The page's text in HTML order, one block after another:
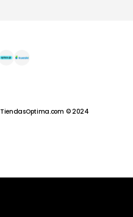
TiendasOptima.com © 2024